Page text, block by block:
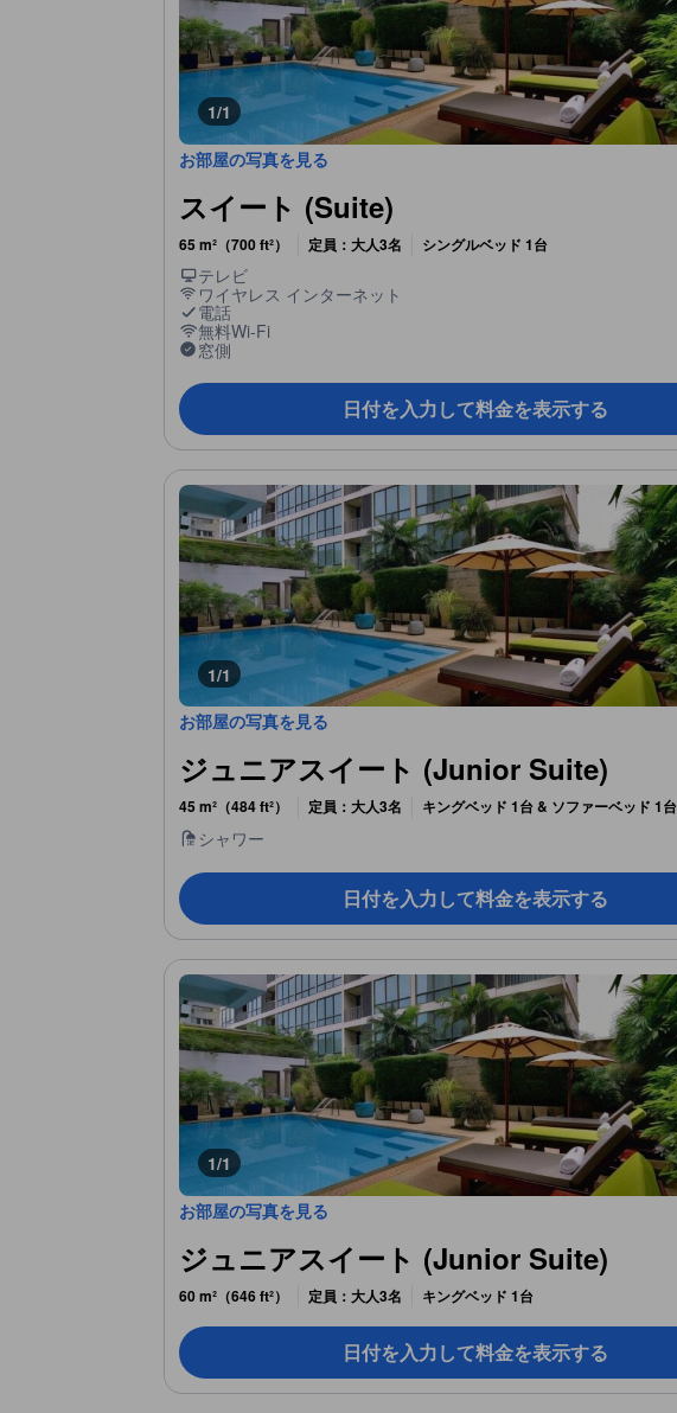
1/1
お部屋の写真を見る
スイート (Suite)
65 m²（700 ft²） 定員：大人3名 シングルベッド 1台
テレビ
ワイヤレス インターネット
電話
無料Wi-Fi
窓側
日付を入力して料金を表示する
1/1
お部屋の写真を見る
ジュニアスイート (Junior Suite)
45 m²（484 ft²） 定員：大人3名 キングベッド 1台 & ソファーベッド 1台
シャワー
日付を入力して料金を表示する
1/1
お部屋の写真を見る
ジュニアスイート (Junior Suite)
60 m²（646 ft²） 定員：大人3名 キングベッド 1台
日付を入力して料金を表示する